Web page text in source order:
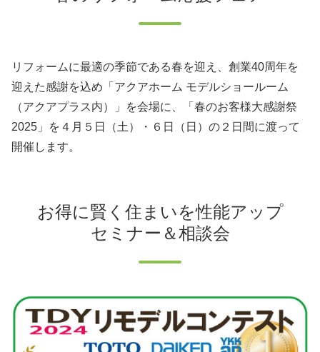
リフォームに最適の季節である春を迎え、創業40周年を
迎えた感謝を込め「アクアホーム モデルショールーム
（アクアプラス内）」を会場に、「春のお客様大感謝祭
2025」を４月５日（土）・６日（日）の２日間に渡って
開催します。
お得に賢く住まいを性能アップ
セミナー＆相談会